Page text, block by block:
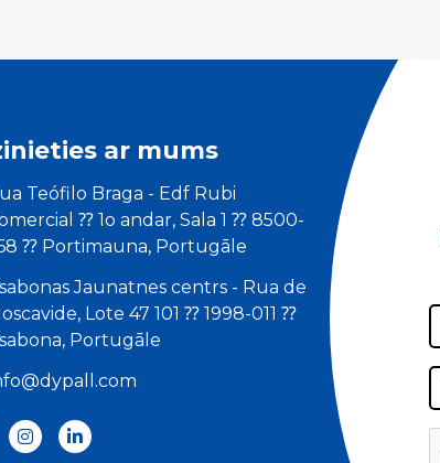
ar mums
Teófilo Braga - Edf Rubi
⁇ 1o andar, Sala 1 ⁇ 8500-
⁇ Portimauna, Portugāle
Jaunatnes centrs - Rua de
Lote 47 101 ⁇ 1998-011 ⁇
Portugāle